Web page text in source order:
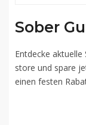
Sober
Entdecke
store und spare
einen festen